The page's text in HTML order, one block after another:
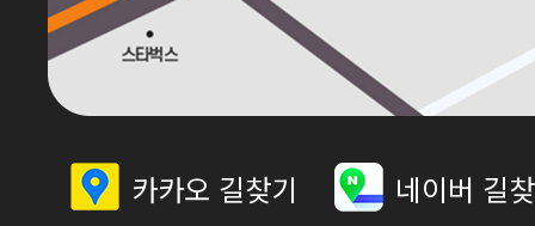
카카오 길찾기 네이버 길